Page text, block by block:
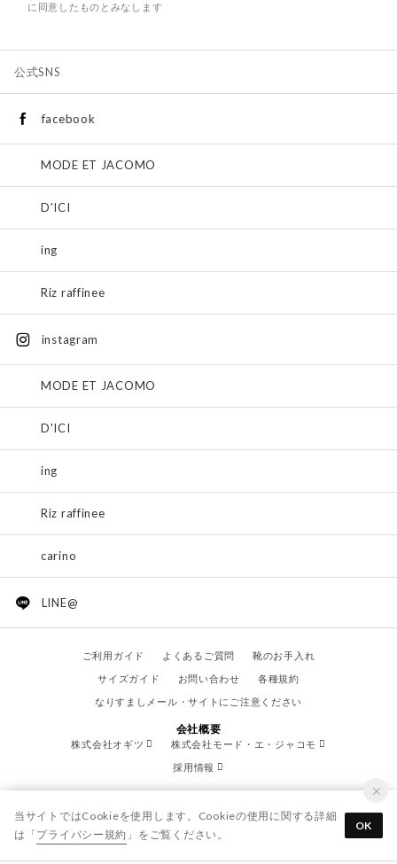
に同意したものとみなします
公式SNS
facebook
MODE ET JACOMO
D'ICI
ing
Riz raffinee
instagram
MODE ET JACOMO
D'ICI
ing
Riz raffinee
carino
LINE@
ご利用ガイド よくあるご質問
靴のお手入れ
サイズガイド
お問い合わせ
各種規約
なりすましメール・サイトにご注意ください
会社概要
株式会社オギツ
株式会社モード・エ・ジャコモ
採用情報
© OGITSU CO.,LTD. / All Right Reserved.
当サイトではCookieを使用します。Cookieの使用に関する詳細
は「プライバシー規約 」をご覧ください。
OK